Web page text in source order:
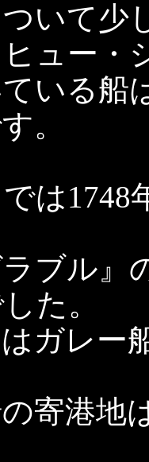
いて少
ュー・
いる船
。
は1748
ラブル
た。
ガレー
寄港地